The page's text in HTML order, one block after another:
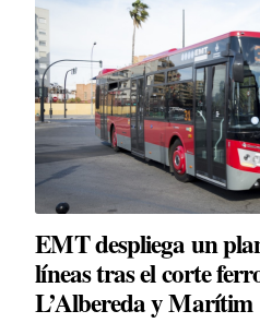
EMT despliega un
líneas tras el corte
L’Albereda y Marítim